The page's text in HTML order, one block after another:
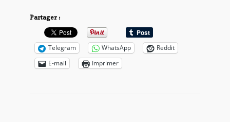
Partager :
Telegram WhatsApp
Reddit
E-mail
Imprimer